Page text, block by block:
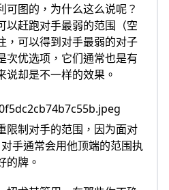
可图的，为什么这么说呢？
以赶跑对手最弱的范围（空
，可以得到对手最弱的对子
次优选项，它们通常也是有
说却是不一样的效果。
限制对手的范围，因为面对
手通常会用他顶端的范围执
的牌。